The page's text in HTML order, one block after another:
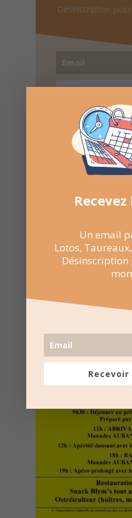
Désinscription
Nombre de
Un email
Lotos,